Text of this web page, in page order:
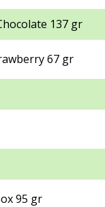
137 gr
67 gr
95 gr